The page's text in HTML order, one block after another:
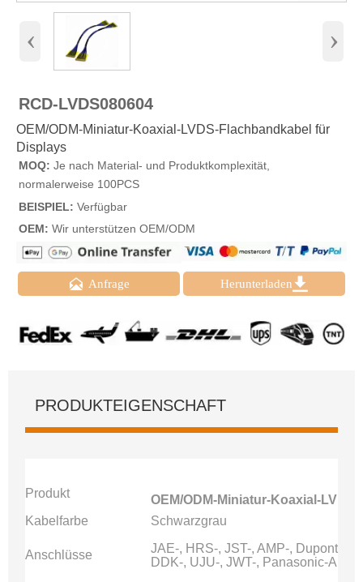
‹ ›
RCD-LVDS080604
OEM/ODM-Miniatur-Koaxial-LVDS-Flachbandkabel für
Displays
MOQ: Je nach Material- und Produktkomplexität,
normalerweise 100PCS
BEISPIEL: Verfügbar
OEM: Wir unterstützen OEM/ODM
 Anfrage Herunterladen 
PRODUKTEIGENSCHAFT
Produkt
OEM/ODM-Miniatur-Koaxial-
Kabelfarbe
Schwarzgrau
Anschlüsse
JAE-, HRS-, JST-, AMP-, Dupont-,
DDK-, UJU-, JWT-, Panasonic-